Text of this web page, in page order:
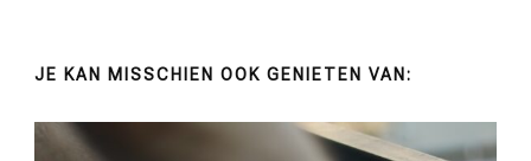
JE KAN MISSCHIEN OOK GENIETEN VAN: